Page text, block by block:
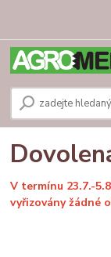
V termínu 23.7.-
vyřizovány žádné